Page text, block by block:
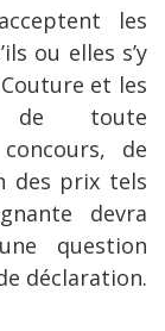
les
ou elles s’y
et les
de toute
de
des prix tels
devra
question
déclaration.